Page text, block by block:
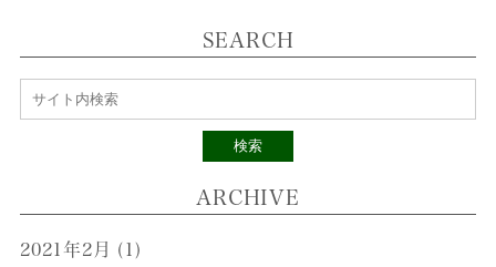
SEARCH
検索
ARCHIVE
2021年2月 (1)